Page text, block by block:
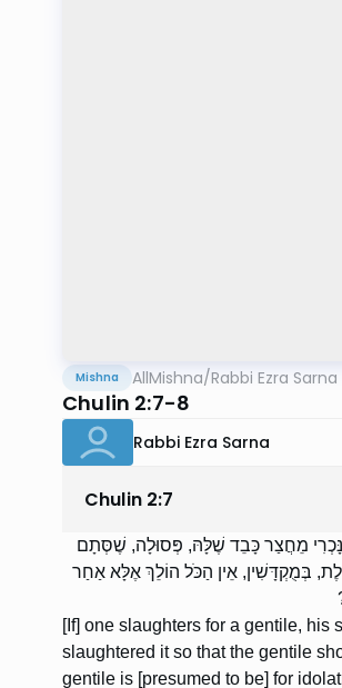
Mishna AllMishna/Rabbi Ezra
Chulin 2:7-8
Rabbi Ezra Sarna
Chulin 2:7
מֵחֲצַר כָּבֵד שֶׁלָּהּ, פְּסוּלָה, שֶׁסְּתָם
בְּמֻקְדָּשִׁין, אֵין הַכֹּל הוֹלֵךְ אֶלָּא אַחַר
[If] one slaughters for a gentile, his
slaughtered it so that the gentile
gentile is [presumed to be] for